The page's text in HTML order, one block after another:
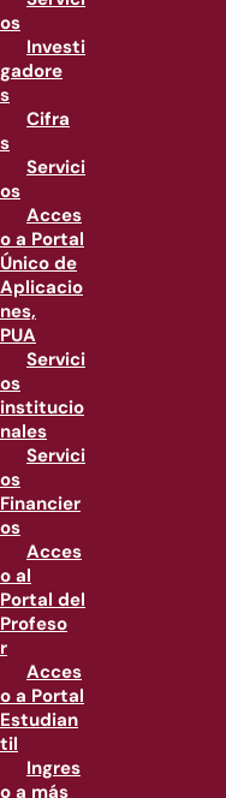
os
Investi
gadore
s
Cifra
s
Servici
os
Acces
o a Portal
Único de
Aplicacio
nes,
PUA
Servici
os
institucio
nales
Servici
os
Financier
os
Acces
o al
Portal del
Profeso
r
Acces
o a Portal
Estudian
til
Ingres
o a más